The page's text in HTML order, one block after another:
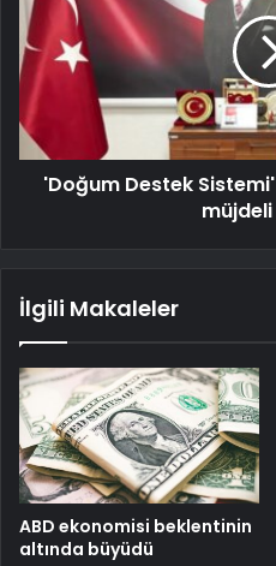
'Doğum Destek
İlgili Makaleler
ABD ekonomisi beklentinin
altında büyüdü